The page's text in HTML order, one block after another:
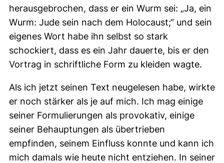
herausgebrochen, dass er ein Wurm sei: „Ja, ein
Wurm: Jude sein nach dem Holocaust;“ und sein
eigenes Wort habe ihn selbst so stark
schockiert, dass es ein Jahr dauerte, bis er den
Vortrag in schriftliche Form zu kleiden wagte.
Als ich jetzt seinen Text neugelesen habe, wirkte
er noch stärker als je auf mich. Ich mag einige
seiner Formulierungen als provokativ, einige
seiner Behauptungen als übertrieben
empfinden, seinem Einfluss konnte und kann ich
mich damals wie heute nicht entziehen. In seiner